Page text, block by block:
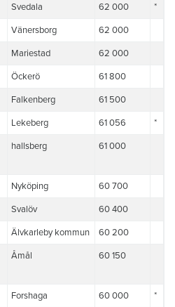
Svedala 62 000 *
Vänersborg 62 000
Mariestad 62 000
Öckerö 61 800
Falkenberg 61 500
Lekeberg 61 056 *
hallsberg 61 000
Nyköping 60 700
Svalöv 60 400
Älvkarleby kommun 60 200
Åmål 60 150
Forshaga 60 000 *